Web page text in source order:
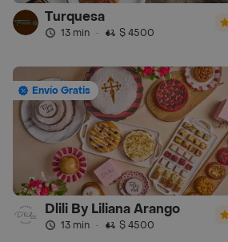
Turquesa
13 min · $ 4500
Envío Gratis
Dlili By Liliana Arango
13 min · $ 4500